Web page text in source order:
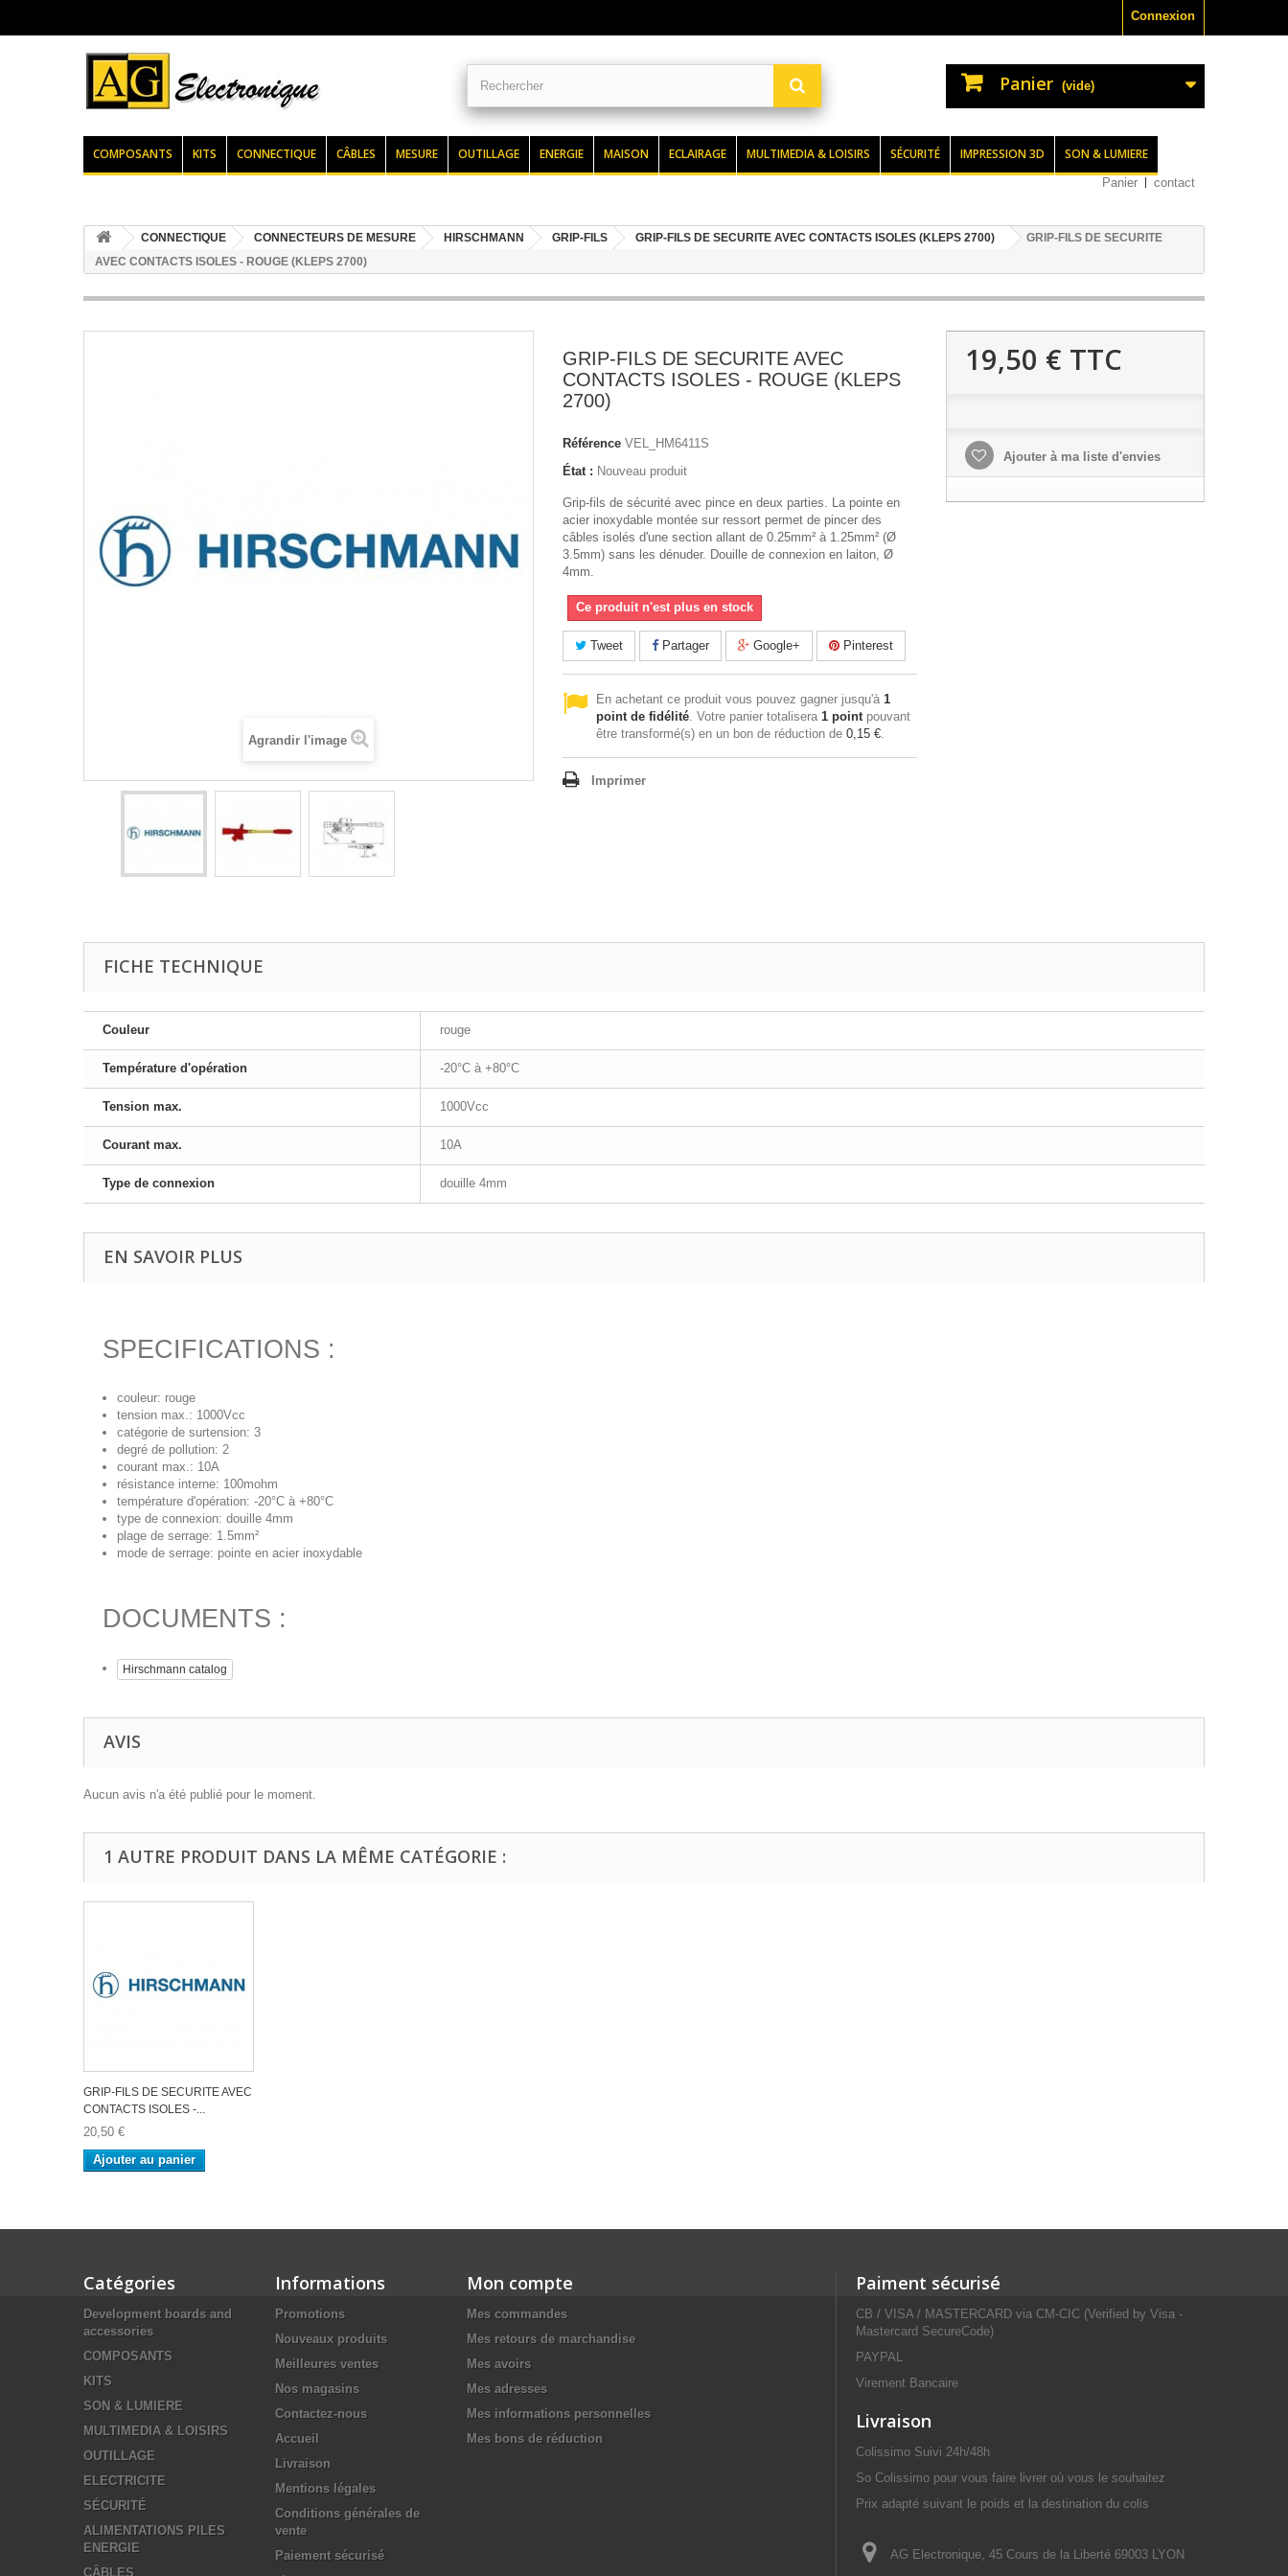
Connexion
Panier (vide)
COMPOSANTS KITS CONNECTIQUE CÂBLES MESURE OUTILLAGE ENERGIE MAISON ECLAIRAGE MULTIMEDIA & LOISIRS SÉCURITÉ IMPRESSION 3D SON & LUMIERE
Panier contact
CONNECTIQUE CONNECTEURS DE MESURE HIRSCHMANN GRIP-FILS GRIP-FILS DE SECURITE AVEC CONTACTS ISOLES (KLEPS 2700)
GRIP-FILS DE SECURITE
AVEC CONTACTS ISOLES - ROUGE (KLEPS 2700)
Agrandir l'image
GRIP-FILS DE SECURITE AVEC
CONTACTS ISOLES - ROUGE (KLEPS
2700)
Référence VEL_HM6411S
État : Nouveau produit
Grip-fils de sécurité avec pince en deux parties. La pointe en
acier inoxydable montée sur ressort permet de pincer des
câbles isolés d'une section allant de 0.25mm² à 1.25mm² (Ø
3.5mm) sans les dénuder. Douille de connexion en laiton, Ø
4mm.
Ce produit n'est plus en stock
Tweet Partager Google+ Pinterest
En achetant ce produit vous pouvez gagner jusqu'à 1
point de fidélité. Votre panier totalisera 1 pointpouvant
être transformé(s) en un bon de réduction de 0,15 €.
Imprimer
19,50 € TTC
Ajouter à ma liste d'envies
FICHE TECHNIQUE
Couleur rouge
Température d'opération -20°C à +80°C
Tension max. 1000Vcc
Courant max. 10A
Type de connexion douille 4mm
EN SAVOIR PLUS
SPECIFICATIONS :
couleur: rouge
tension max.: 1000Vcc
catégorie de surtension: 3
degré de pollution: 2
courant max.: 10A
résistance interne: 100mohm
température d'opération: -20°C à +80°C
type de connexion: douille 4mm
plage de serrage: 1.5mm²
mode de serrage: pointe en acier inoxydable
DOCUMENTS :
Hirschmann catalog
AVIS
Aucun avis n'a été publié pour le moment.
1 AUTRE PRODUIT DANS LA MÊME CATÉGORIE :
GRIP-FILS DE SECURITE AVEC
CONTACTS ISOLES -...
20,50 €
Ajouter au panier
Catégories
Development boards and
accessories
COMPOSANTS
KITS
SON & LUMIERE
MULTIMEDIA & LOISIRS
OUTILLAGE
ELECTRICITE
SÉCURITÉ
ALIMENTATIONS PILES
ENERGIE
CÂBLES
Informations
Promotions
Nouveaux produits
Meilleures ventes
Nos magasins
Contactez-nous
Accueil
Livraison
Mentions légales
Conditions générales de
vente
Paiement sécurisé
Mon compte
Mes commandes
Mes retours de marchandise
Mes avoirs
Mes adresses
Mes informations personnelles
Mes bons de réduction
Paiment sécurisé
CB / VISA / MASTERCARD via CM-CIC (Verified by Visa -
Mastercard SecureCode)
PAYPAL
Virement Bancaire
Livraison
Colissimo Suivi 24h/48h
So Colissimo pour vous faire livrer où vous le souhaitez
Prix adapté suivant le poids et la destination du colis
AG Electronique, 45 Cours de la Liberté 69003 LYON